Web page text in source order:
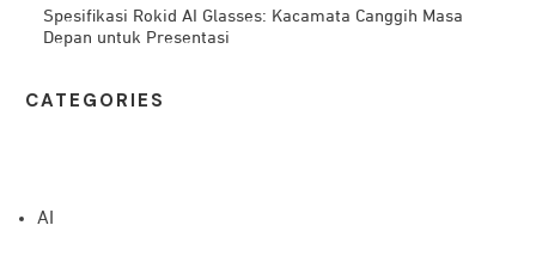
Spesifikasi Rokid AI Glasses: Kacamata Canggih Masa
Depan untuk Presentasi
CATEG ORIES
AI